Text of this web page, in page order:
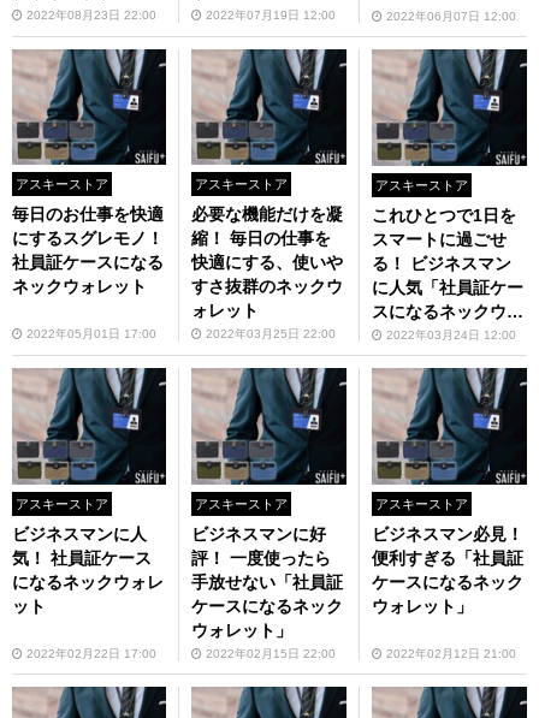
2022年08月23日 22:00 2022年07月19日 12:00 2022年06月07日 12:00
アスキーストア
毎日のお仕事を快適
にするスグレモノ！
社員証ケースになる
ネックウォレット
2022年05月01日 17:00
アスキーストア
必要な機能だけを凝
縮！ 毎日の仕事を
快適にする、使いや
すさ抜群のネックウ
ォレット
2022年03月25日 22:00
アスキーストア
これひとつで1日を
スマートに過ごせ
る！ ビジネスマン
に人気「社員証ケー
スになるネックウォ
レット」
2022年03月24日 12:00
アスキーストア
ビジネスマンに人
気！ 社員証ケース
になるネックウォレ
ット
2022年02月22日 17:00
アスキーストア
ビジネスマンに好
評！ 一度使ったら
手放せない「社員証
ケースになるネック
ウォレット」
2022年02月15日 22:00
アスキーストア
ビジネスマン必見！
便利すぎる「社員証
ケースになるネック
ウォレット」
2022年02月12日 21:00